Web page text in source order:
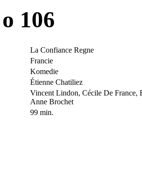
106
La Confiance Regne
Francie
Komedie
Étienne Chatiliez
Vincent Lindon, Cécile De France,
Anne Brochet
99 min.